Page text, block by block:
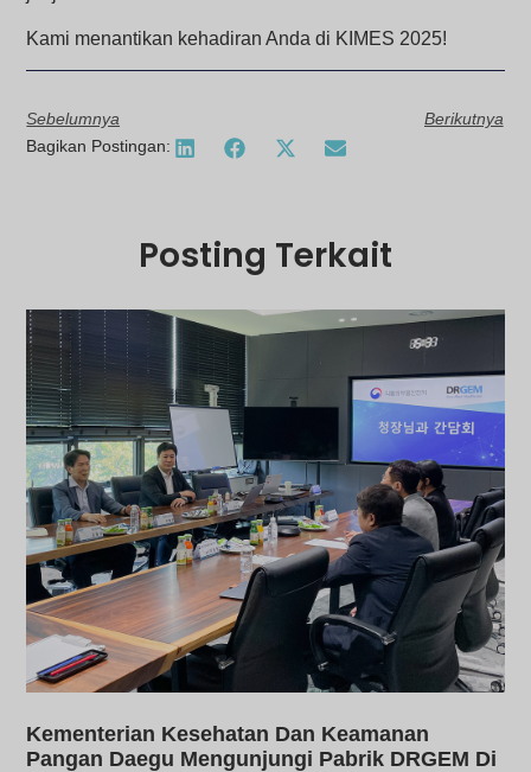
Kami menantikan kehadiran Anda di KIMES 2025!
Sebelumnya
Berikutnya
Bagikan Postingan:
Posting Terkait
Kementerian Kesehatan Dan Keamanan
Pangan Daegu Mengunjungi Pabrik DRGEM Di